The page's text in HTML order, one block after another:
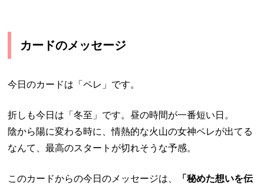
カードのメッセージ
今日のカードは「ペレ」です。
折しも今日は「冬至」です。昼の時間が一番短い日。
陰から陽に変わる時に、情熱的な火山の女神ペレが出てる
なんて、最高のスタートが切れそうな予感。
このカードからの今日のメッセージは、
「秘めた想いを伝